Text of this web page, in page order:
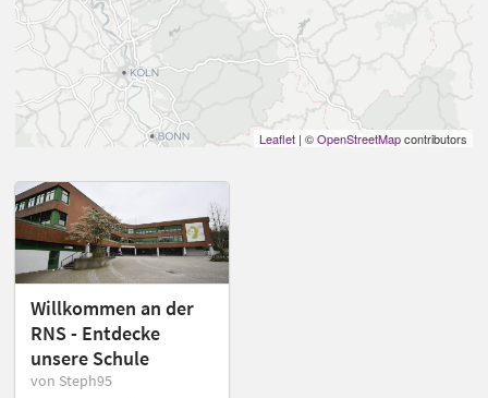
Leaflet | ©OpenStreetMapcontributors
Willkommen an der
RNS - Entdecke
unsere Schule
von Steph95